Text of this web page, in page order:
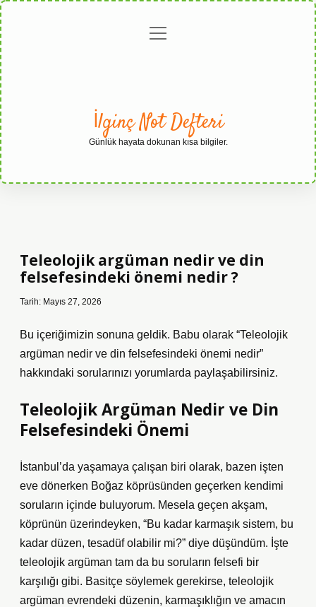
Gizlilikmenüyü
İlginç Not Defteri
Günlük hayata dokunan kısa bilgiler.
Teleolojik argüman nedir ve din
felsefesindeki önemi nedir ?
Tarih: Mayıs 27, 2026
Bu içeriğimizin sonuna geldik. Babu olarak “Teleolojik
argüman nedir ve din felsefesindeki önemi nedir”
hakkındaki sorularınızı yorumlarda paylaşabilirsiniz.
Teleolojik Argüman Nedir ve Din
Felsefesindeki Önemi
İstanbul’da yaşamaya çalışan biri olarak, bazen işten
eve dönerken Boğaz köprüsünden geçerken kendimi
soruların içinde buluyorum. Mesela geçen akşam,
köprünün üzerindeyken, “Bu kadar karmaşık sistem, bu
kadar düzen, tesadüf olabilir mi?” diye düşündüm. İşte
teleolojik argüman tam da bu soruların felsefi bir
karşılığı gibi. Basitçe söylemek gerekirse, teleolojik
argüman evrendeki düzenin, karmaşıklığın ve amacın